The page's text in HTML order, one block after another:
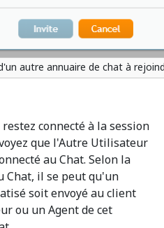
autre annuaire de chat à
restez connecté à la session
que l'Autre Utilisateur
au Chat. Selon la
Chat, il se peut qu'un
soit envoyé au client
ou un Agent de cet